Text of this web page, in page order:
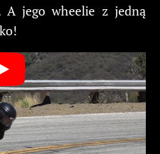
A jego wheelie z jedną